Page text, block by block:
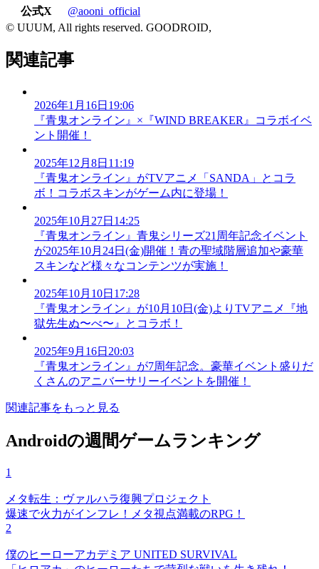
公式X
@aooni_official
© UUUM, All rights reserved. GOODROID,
関連記事
2026年1月16日19:06
『青鬼オンライン』×『WIND BREAKER』コラボイベ
ント開催！
2025年12月8日11:19
『青鬼オンライン』がTVアニメ「SANDA」とコラ
ボ！コラボスキンがゲーム内に登場！
2025年10月27日14:25
『青鬼オンライン』青鬼シリーズ21周年記念イベント
が2025年10月24日(金)開催！青の聖域階層追加や豪華
スキンなど様々なコンテンツが実施！
2025年10月10日17:28
『青鬼オンライン』が10月10日(金)よりTVアニメ『地
獄先生ぬ〜べ〜』とコラボ！
2025年9月16日20:03
『青鬼オンライン』が7周年記念。豪華イベント盛りだ
くさんのアニバーサリーイベントを開催！
関連記事をもっと見る
Androidの週間ゲームランキング
1
メタ転生：ヴァルハラ復興プロジェクト
爆速で火力がインフレ！メタ視点満載のRPG！
2
僕のヒーローアカデミア UNITED SURVIVAL